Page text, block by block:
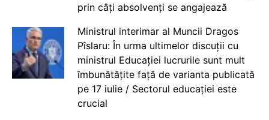
prin câți absolvenți se angajează
Ministrul interimar al Muncii Dragos
Pîslaru: În urma ultimelor discuții cu
ministrul Educației lucrurile sunt mult
îmbunătățite față de varianta publicată
pe 17 iulie / Sectorul educației este
crucial